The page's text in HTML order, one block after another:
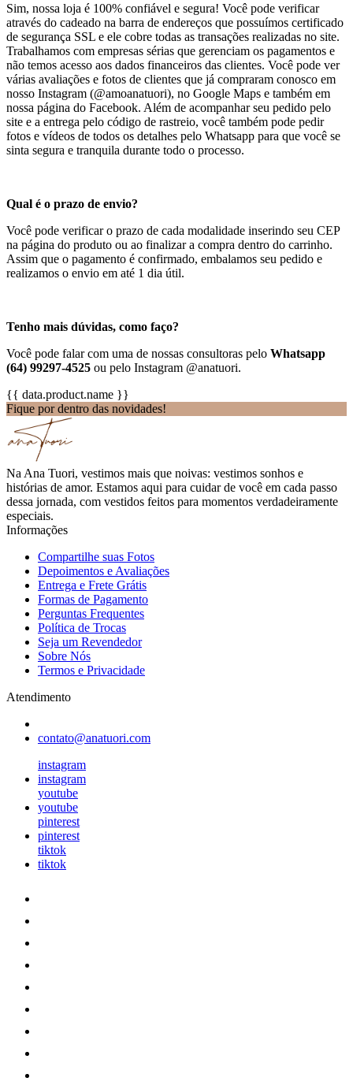
Sim, nossa loja é 100% confiável e segura! Você pode verificar
através do cadeado na barra de endereços que possuímos certificado
de segurança SSL e ele cobre todas as transações realizadas no site.
Trabalhamos com empresas sérias que gerenciam os pagamentos e
não temos acesso aos dados financeiros das clientes. Você pode ver
várias avaliações e fotos de clientes que já compraram conosco em
nosso Instagram (@amoanatuori), no Google Maps e também em
nossa página do Facebook. Além de acompanhar seu pedido pelo
site e a entrega pelo código de rastreio, você também pode pedir
fotos e vídeos de todos os detalhes pelo Whatsapp para que você se
sinta segura e tranquila durante todo o processo.
Qual é o prazo de envio?
Você pode verificar o prazo de cada modalidade inserindo seu CEP
na página do produto ou ao finalizar a compra dentro do carrinho.
Assim que o pagamento é confirmado, embalamos seu pedido e
realizamos o envio em até 1 dia útil.
Tenho mais dúvidas, como faço?
Você pode falar com uma de nossas consultoras pelo Whatsapp
(64) 99297-4525 ou pelo Instagram @anatuori.
{{ data.product.name }}
Fique por dentro das novidades!
Na Ana Tuori, vestimos mais que noivas: vestimos sonhos e
histórias de amor. Estamos aqui para cuidar de você em cada passo
dessa jornada, com vestidos feitos para momentos verdadeiramente
especiais.
Informações
Compartilhe suas Fotos
Depoimentos e Avaliações
Entrega e Frete Grátis
Formas de Pagamento
Perguntas Frequentes
Política de Trocas
Seja um Revendedor
Sobre Nós
Termos e Privacidade
Atendimento
contato@anatuori.com
instagram
instagram
youtube
youtube
pinterest
pinterest
tiktok
tiktok